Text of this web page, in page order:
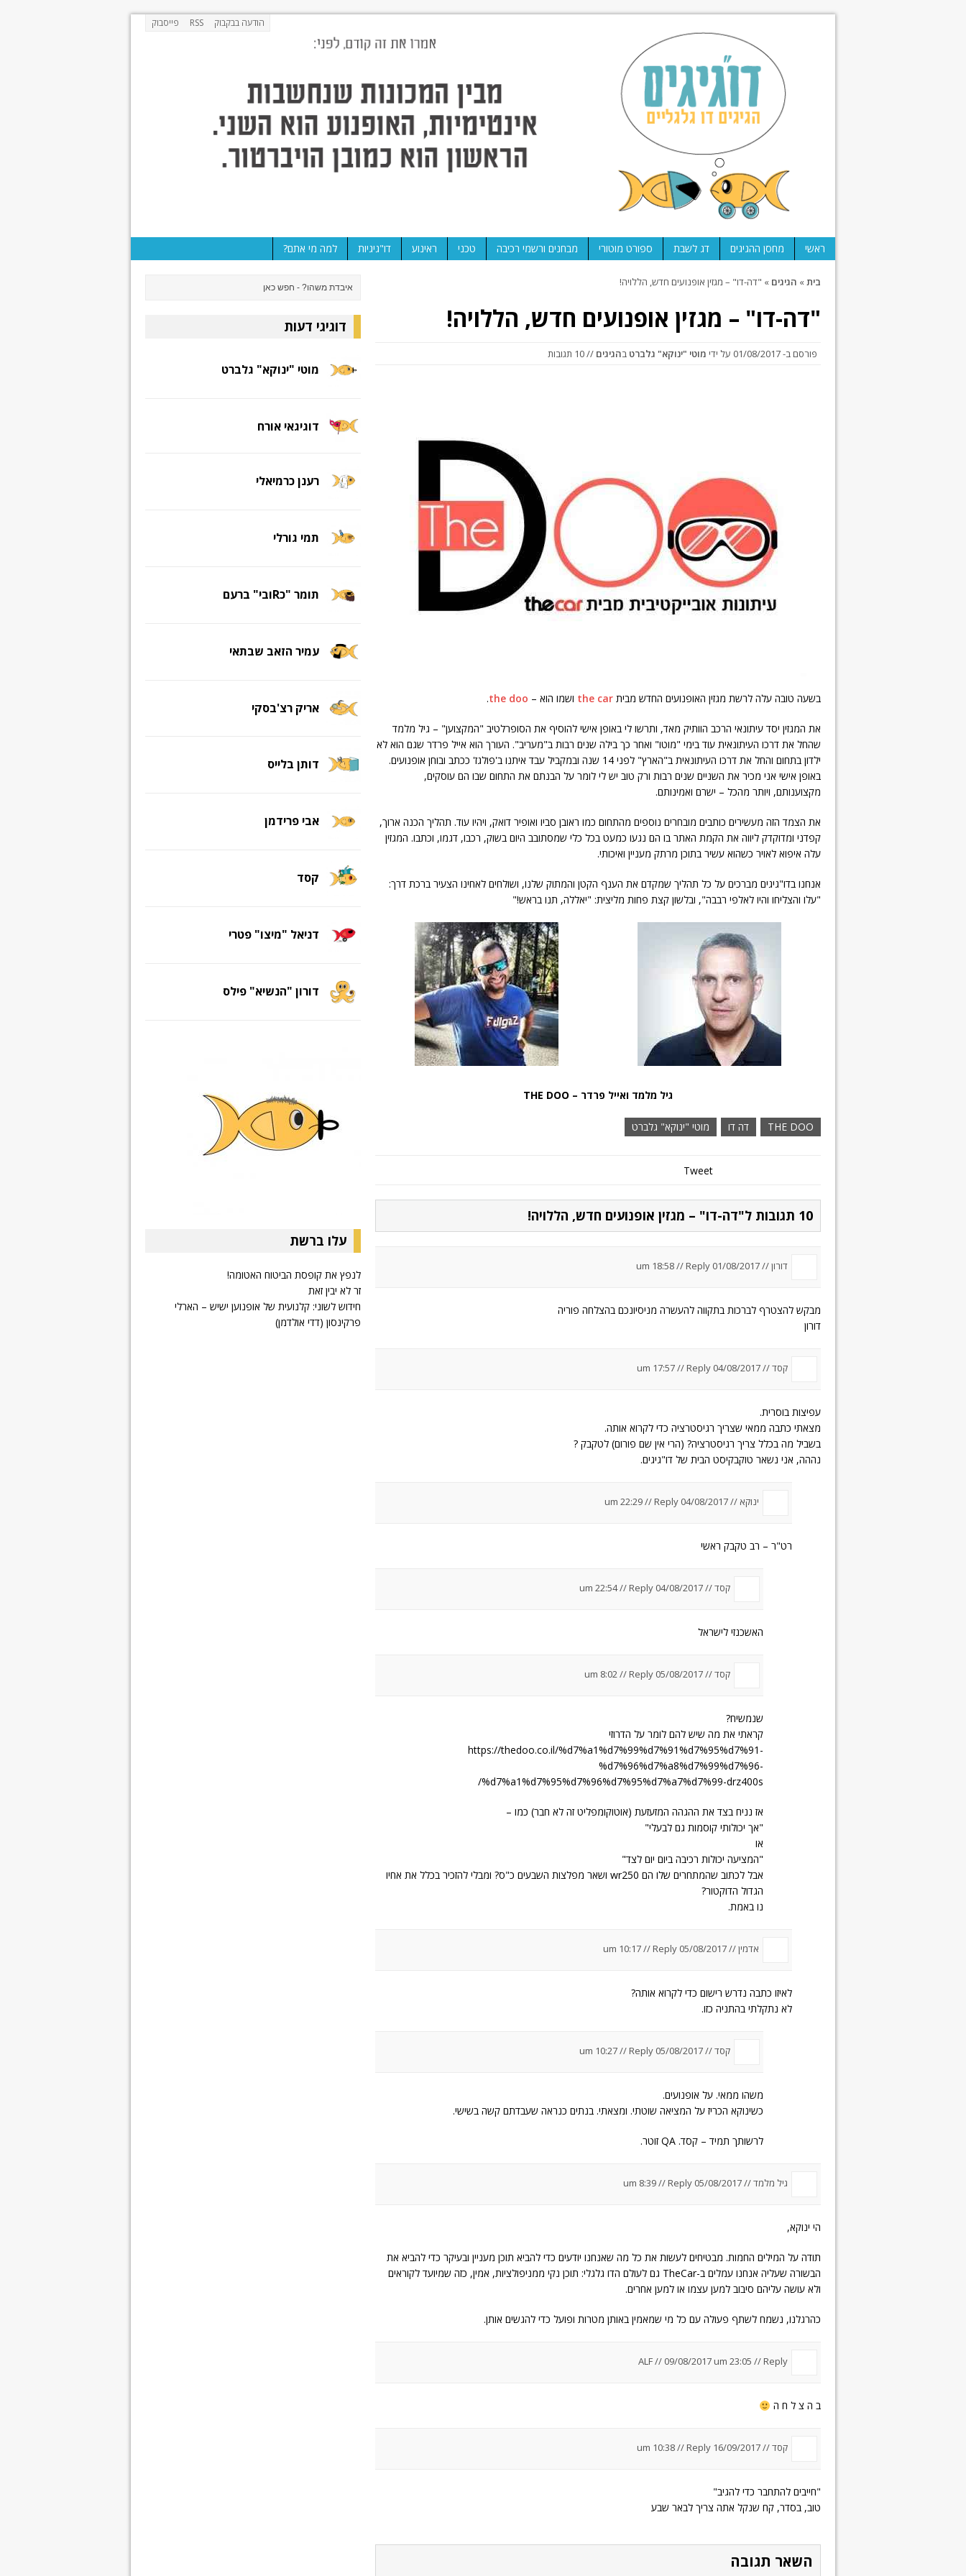
הודעה בבקבוק RSS פייסבוק
ראשי מחסן ההגיגים דג לשבת ספורט מוטורי מבחנים ורשמי רכיבה טכני ראינוע דו"גיגיות למה מי אתם?
בית» הגיגים » "דה-דו" – מגזין אופנועים חדש, הללויה!
"דה-דו" – מגזין אופנועים חדש, הללויה!
פורסם ב-01/08/2017 על ידי מוטי "ינוקא" גלברט בהגיגים // 10 תגובות
בשעה טובה עלה לרשת מגזין האופנועים החדש מבית ושמו הוא – .
את המגזין יסד עיתונאי הרכב הוותיק מאד, ותרשו לי באופן אישי להוסיף את הסופרלטיב "המקצוען" – גיל מלמד
שהחל את דרכו העיתונאית עוד בימי "מוטו" ואחר כך בילה שנים רבות ב"מעריב". העורך הוא אייל פרדר שגם הוא לא
ילדון בתחום והחל את דרכו העיתונאית ב"הארץ" לפני 14 שנה ובמקביל עבד איתנו ב'פולגז' ככתב ובוחן אופנועים.
באופן אישי אני מכיר את השניים שנים רבות ורק טוב יש לי לומר על הבנתם את התחום שבו הם עוסקים,
מקצוענותם, ויותר מהכל – ישרם ואמינותם.
את הצמד הזה מעשירים כותבים מובחרים נוספים מהתחום כמו ראובן סביו ואופיר דואק, ויהיו עוד. תהליך הכנה ארוך,
קפדני ומדוקדק ליווה את הקמת האתר בו הם נגעו כמעט בכל כלי שמסתובב היום בשוק, רכבו, דגמו, וכתבו. המגזין
עלה איפוא לאויר כשהוא עשיר בתוכן מרתק מעניין ואיכותי.
אנחנו בדו"גיגים מברכים על כל תהליך שמקדם את הענף הקטן והמתוק שלנו, ושולחים לאחינו הצעיר ברכת דרך:
"עלו והצליחו והיו לאלפי רבבה", ובלשון קצת פחות מליצית: "יאללה, תנו בראש!"
גיל מלמד ואייל פרדר – THE DOO
THE DOO דה דו מוטי "ינוקא" גלברט
Tweet
10 תגובות ל"דה-דו" – מגזין אופנועים חדש, הללויה!
דורון //01/08/2017 um 18:58
//Reply
מבקש להצטרף לברכות בתקווה להעשרה מניסיונכם בהצלחה פוריה
דורון
קסד //04/08/2017 um 17:57
//Reply
עפיצות בוסרית.
מצאתי כתבה ממאי שצריך רגיסטרציה כדי לקרוא אותה.
בשביל מה בכלל צריך רגיסטרציה? (הרי אין שם פורום) לטקבק ?
נההה, אני נשאר טוקבקיסט הבית של דו"גיגים.
ינוקא //04/08/2017 um 22:29
//Reply
רט"ר – רב טקבק ראשי
קסד //04/08/2017 um 22:54
//Reply
האשכנזי לישראל
קסד //05/08/2017 um 8:02
//Reply
שנמשיח?
קראתי את מה שיש להם לומר על הדרוזי
https://thedoo.co.il/%d7%a1%d7%99%d7%91%d7%95%d7%91-
%d7%96%d7%a8%d7%99%d7%96-
%d7%a1%d7%95%d7%96%d7%95%d7%a7%d7%99-drz400s/
אז נניח בצד את ההגהה המזעזעת (אוטוקומפליט זה לא חבר) כמו –
"אך יכולותי קוסמות גם לבעלי"
או
"המציעה יכולות רכיבה ביום יום לצד"
אבל לכתוב שהמתחרים שלו הם wr250 ושאר מפלצות השבעים כ"ס? ומבלי להזכיר בכלל את אחיו
הגדול הדוקטור?
נו באמת.
אדמין //05/08/2017 um 10:17
//Reply
לאיזו כתבה נדרש רישום כדי לקרוא אותה?
לא נתקלתי בהתניה כזו.
קסד //05/08/2017 um 10:27
//Reply
משהו ממאי. על אופנועים.
כשינוקא הכריז על המציאה שוטתי. ומצאתי. בנתים כנראה שעבדתם קשה בשישי.
לרשותך תמיד – קסד. QA זוטר.
גיל מלמד//
05/08/2017 um 8:39
//Reply
הי ינוקא,
תודה על המילים החמות. מבטיחים לעשות את כל מה שאנחנו יודעים כדי להביא תוכן מעניין ובעיקר כדי להביא את
הבשורה שעליה אנחנו עמלים ב-TheCar גם לעולם הדו גלגלי: תוכן נקי ממניפולציות, אמין, כזה שמיועד לקוראים
ולא עושה עליהם סיבוב למען עצמו או למען אחרים.
כהרגלנו, נשמח לשתף פעולה עם כל מי שמאמין באותן מטרות ופועל כדי להגשים אותן.
ALF // 09/08/2017 um 23:05 //Reply
ב ה צ ל ח ה
קסד //16/09/2017 um 10:38
//Reply
"חייבים להתחבר כדי להגיב"
טוב, בסדר, קח שנקל אתה צריך לבאר שבע
השאר תגובה
דוגיגי דעות
מוטי "ינוקא" גלברט
דוגיגאי אורח
רענן כרמיאלי
תמי גורלי
תומר "כRובי" ברעם
עמיר הזאב שבתאי
אריק רצ'בסקי
דותן בלייס
אבי פרידמן
קסד
דניאל "מיצו" פטרי
דורון "הנשיא" פילס
עלו ברשת
לנפץ את קופסת הביטוח האטומה!
זר לא יבין זאת
חידוש לשוני: קלנועית של אופנוען ישיש – הארלי
פרקינסון (דדי אולדמן)